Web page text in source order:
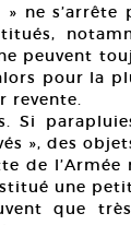
ne
peuvent
pour la
revente.
Si
», des
de l’Armée
une
que